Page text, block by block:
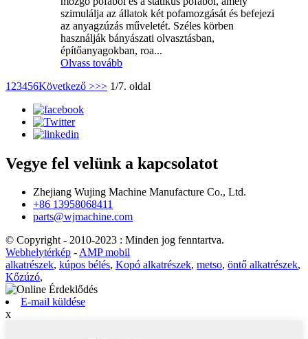
szimulálja az állatok két pofamozgását és befejezi
az anyagzúzás műveletét. Széles körben
használják bányászati ​​olvasztásban,
építőanyagokban, roa...
Olvass tovább
1 23456Következő >>> 1/7. oldal
Vegye fel velünk a kapcsolatot
Zhejiang Wujing Machine Manufacture Co., Ltd.
+86 13958068411
parts@wjmachine.com
© Copyright - 2010-2023 : Minden jog fenntartva.
Webhelytérkép -AMP mobil
alkatrészek, kúpos bélés, Kopó alkatrészek, metso, öntő alkatrészek,
Kőzúzó,
E-mail küldése
x